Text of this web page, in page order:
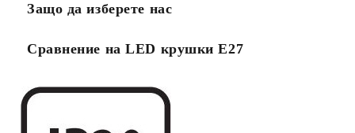
Защо да изберете нас
Сравнение на LED крушки Е27